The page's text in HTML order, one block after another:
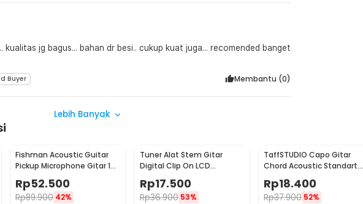
kualitas jg bagus... bahan dr besi.. cukup kuat juga... recomended banget
Buyer Membantu (0)
Lebih Banyak
Fishman Acoustic Guitar
Pickup Microphone Gitar 12
Hole 6.35mm 2.8M - P-012
Rp52.500
Rp89.900 42%
Tuner Alat Stem Gitar
Digital Clip On LCD
Rotatable 360 Degree - JT-
01
Rp17.500
Rp36.900 53%
TaffSTUDIO Capo Gitar
Chord Acoustic Standart
Zinc Spring Anti Karat -
M556
Rp18.400
Rp37.900 52%